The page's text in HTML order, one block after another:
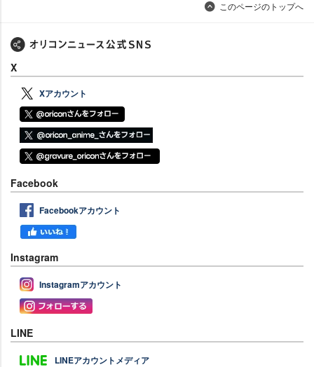
このページのトップへ
X
Xアカウント
Facebook
Facebookアカウント
Instagram
Instagramアカウント
LINE
LINEアカウントメディア